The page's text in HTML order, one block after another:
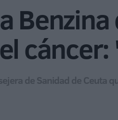
de Sanidad de